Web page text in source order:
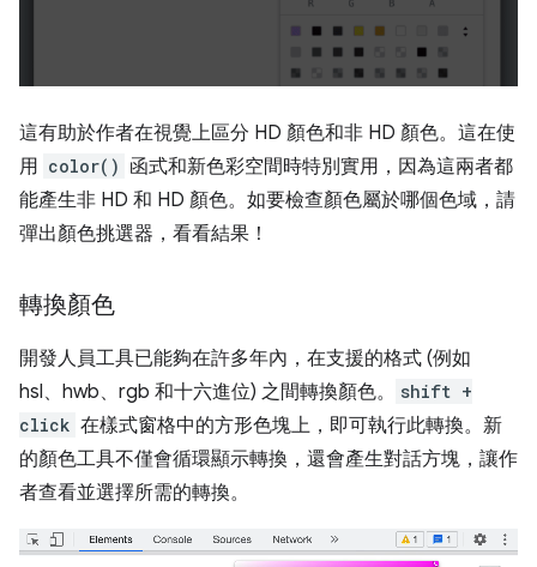
這有助於作者在視覺上區分 HD 顏色和非 HD 顏色。這在使
用 color() 函式和新色彩空間時特別實用，因為這兩者都
能產生非 HD 和 HD 顏色。如要檢查顏色屬於哪個色域，請
彈出顏色挑選器，看看結果！
轉換顏色
開發人員工具已能夠在許多年內，在支援的格式 (例如
hsl、hwb、rgb 和十六進位) 之間轉換顏色。
shift +
click 在樣式窗格中的方形色塊上，即可執行此轉換。新
的顏色工具不僅會循環顯示轉換，還會產生對話方塊，讓作
者查看並選擇所需的轉換。